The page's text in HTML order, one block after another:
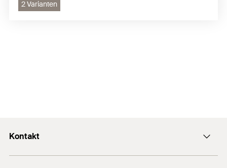
2 Varianten
Kontakt